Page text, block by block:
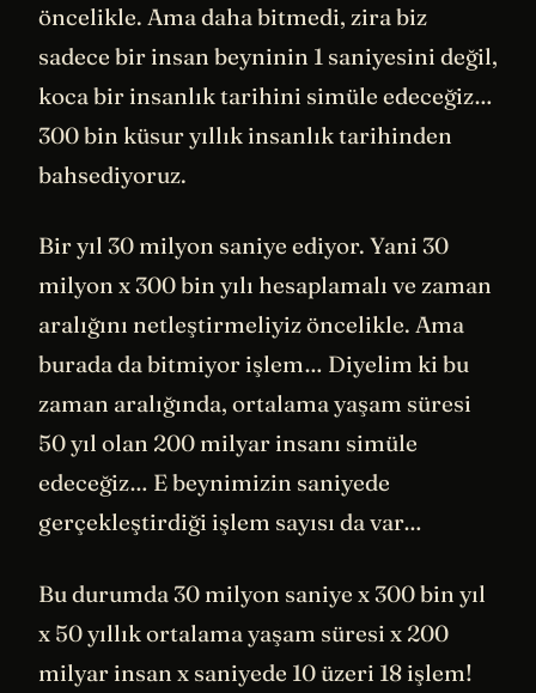
öncelikle. Ama daha bitmedi, zira biz
sadece bir insan beyninin 1 saniyesini değil,
koca bir insanlık tarihini simüle edeceğiz…
300 bin küsur yıllık insanlık tarihinden
bahsediyoruz.
Bir yıl 30 milyon saniye ediyor. Yani 30
milyon x 300 bin yılı hesaplamalı ve zaman
aralığını netleştirmeliyiz öncelikle. Ama
burada da bitmiyor işlem… Diyelim ki bu
zaman aralığında, ortalama yaşam süresi
50 yıl olan 200 milyar insanı simüle
edeceğiz… E beynimizin saniyede
gerçekleştirdiği işlem sayısı da var…
Bu durumda 30 milyon saniye x 300 bin yıl
x 50 yıllık ortalama yaşam süresi x 200
milyar insan x saniyede 10 üzeri 18 işlem!